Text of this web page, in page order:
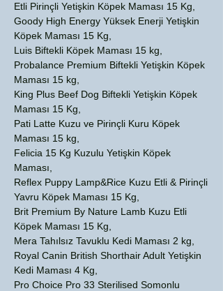
Etli Pirinçli Yetişkin Köpek Maması 15 Kg,
Goody High Energy Yüksek Enerji Yetişkin
Köpek Maması 15 Kg,
Luis Biftekli Köpek Maması 15 kg,
Probalance Premium Biftekli Yetişkin Köpek
Maması 15 kg,
King Plus Beef Dog Biftekli Yetişkin Köpek
Maması 15 Kg,
Pati Latte Kuzu ve Pirinçli Kuru Köpek
Maması 15 kg,
Felicia 15 Kg Kuzulu Yetişkin Köpek
Maması,
Reflex Puppy Lamp&Rice Kuzu Etli & Pirinçli
Yavru Köpek Maması 15 Kg,
Brit Premium By Nature Lamb Kuzu Etli
Köpek Maması 15 Kg,
Mera Tahılsız Tavuklu Kedi Maması 2 kg,
Royal Canin British Shorthair Adult Yetişkin
Kedi Maması 4 Kg,
Pro Choice Pro 33 Sterilised Somonlu